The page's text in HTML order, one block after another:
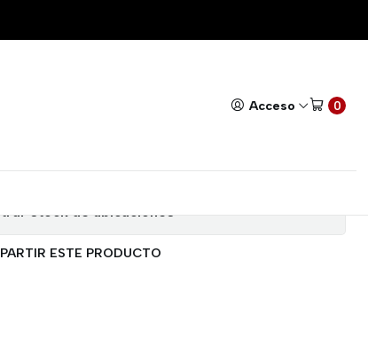
Acceso 0
5V 1 CANAL
stock de ubicaciones
ESTE PRODUCTO